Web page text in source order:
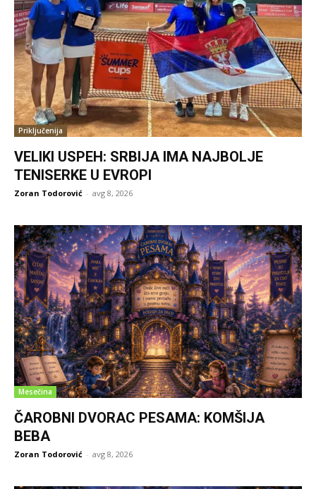
Priključenija
VELIKI USPEH: SRBIJA IMA NAJBOLJE
TENISERKE U EVROPI
Zoran Todorović - avg 8, 2026
Mesečina
ČAROBNI DVORAC PESAMA: KOMŠIJA
BEBA
Zoran Todorović - avg 8, 2026